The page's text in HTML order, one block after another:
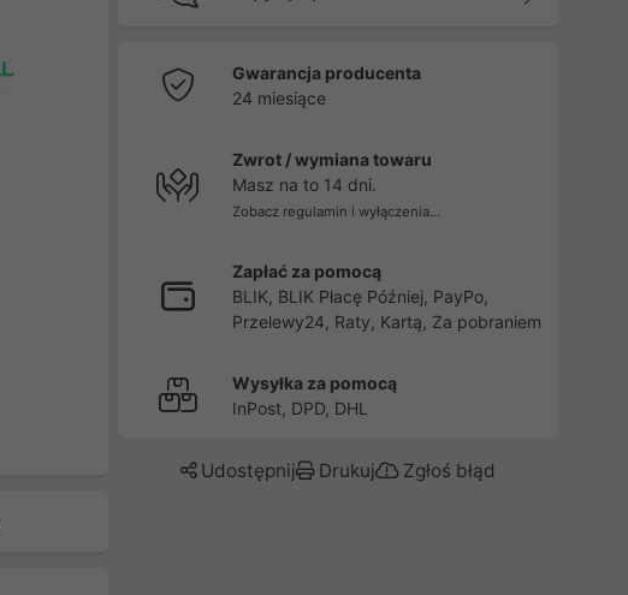
Gwarancja producenta
24 miesiące
Zwrot / wymiana towaru
Masz na to 14 dni.
Zobacz regulamin i wyłączenia...
Zapłać za pomocą
BLIK, BLIK Płacę Później, PayPo,
Przelewy24, Raty, Kartą, Za pobraniem
Wysyłka za pomocą
InPost, DPD, DHL
Udostępnij Drukuj Zgłoś błąd